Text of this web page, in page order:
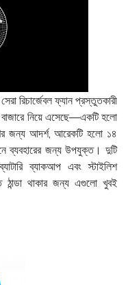
রিচার্জেবল ফ্যান প্রস্তুতকারী
বাজারে নিয়ে এসেছে—একটি হলো
জন্য আদর্শ, আরেকটি হলো ১৪
ব্যবহারের জন্য উপযুক্ত। দুটি
ব্যাকআপ এবং স্টাইলিশ
ঠান্ডা থাকার জন্য এগুলো খুবই